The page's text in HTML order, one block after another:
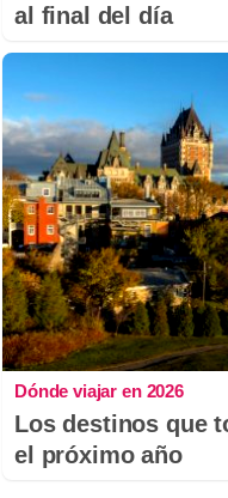
al final del día
Dónde viajar en 2026
Los destinos que
el próximo año